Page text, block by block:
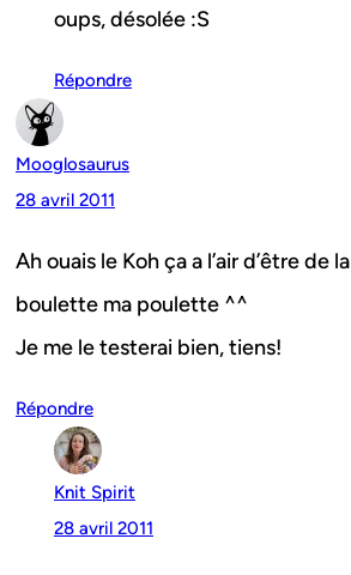
oups, désolée :S
Répondre
Mooglosaurus
28 avril 2011
Ah ouais le Koh ça a l’air d’être de la
boulette ma poulette ^^
Je me le testerai bien, tiens!
Répondre
Knit Spirit
28 avril 2011